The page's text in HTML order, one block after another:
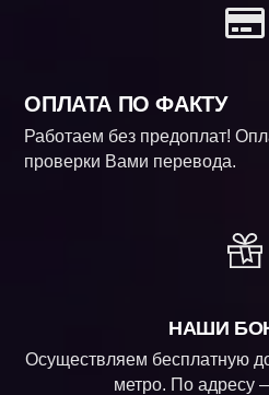
ОПЛАТА ПО ФАКТУ
Работаем без предоплат!
проверки Вами перевода.
НАШИ
Осуществляем бесплатную
метро. По адресу